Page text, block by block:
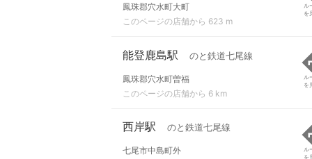
鳳珠郡穴水町大町
このページの店舗から 623 m
ル
を
能登鹿島駅 のと鉄道七尾線
鳳珠郡穴水町曽福
このページの店舗から 6 km
ル
を
西岸駅 のと鉄道七尾線
七尾市中島町外
ル
を